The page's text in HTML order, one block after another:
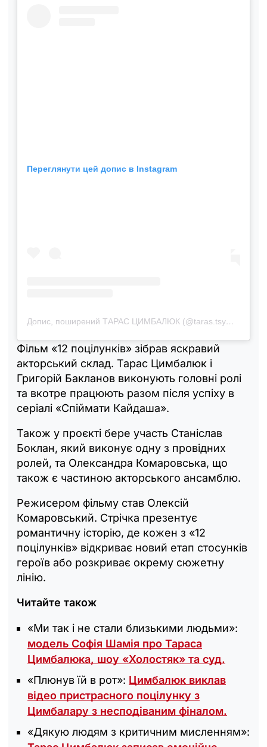
Переглянути цей допис в Instagram
Допис, поширений ТАРАС ЦИМБАЛЮК (@taras.tsymbaliuk)
Фільм «12 поцілунків» зібрав яскравий
акторський склад. Тарас Цимбалюк і
Григорій Бакланов виконують головні ролі
та вкотре працюють разом після успіху в
серіалі «Спіймати Кайдаша».
Також у проєкті бере участь Станіслав
Боклан, який виконує одну з провідних
ролей, та Олександра Комаровська, що
також є частиною акторського ансамблю.
Режисером фільму став Олексій
Комаровський. Стрічка презентує
романтичну історію, де кожен з «12
поцілунків» відкриває новий етап стосунків
героїв або розкриває окрему сюжетну
лінію.
Читайте також
«Ми так і не стали близькими людьми»:
модель Софія Шамія про Тараса
Цимбалюка, шоу «Холостяк» та суд.
«Плюнув їй в рот»: Цимбалюк виклав
відео пристрасного поцілунку з
Цимбалару з несподіваним фіналом.
«Дякую людям з критичним мисленням»: